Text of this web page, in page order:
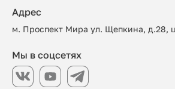
Адрес
м. Проспект Мира ул. Щепкина, д.28,
Мы в соцсетях